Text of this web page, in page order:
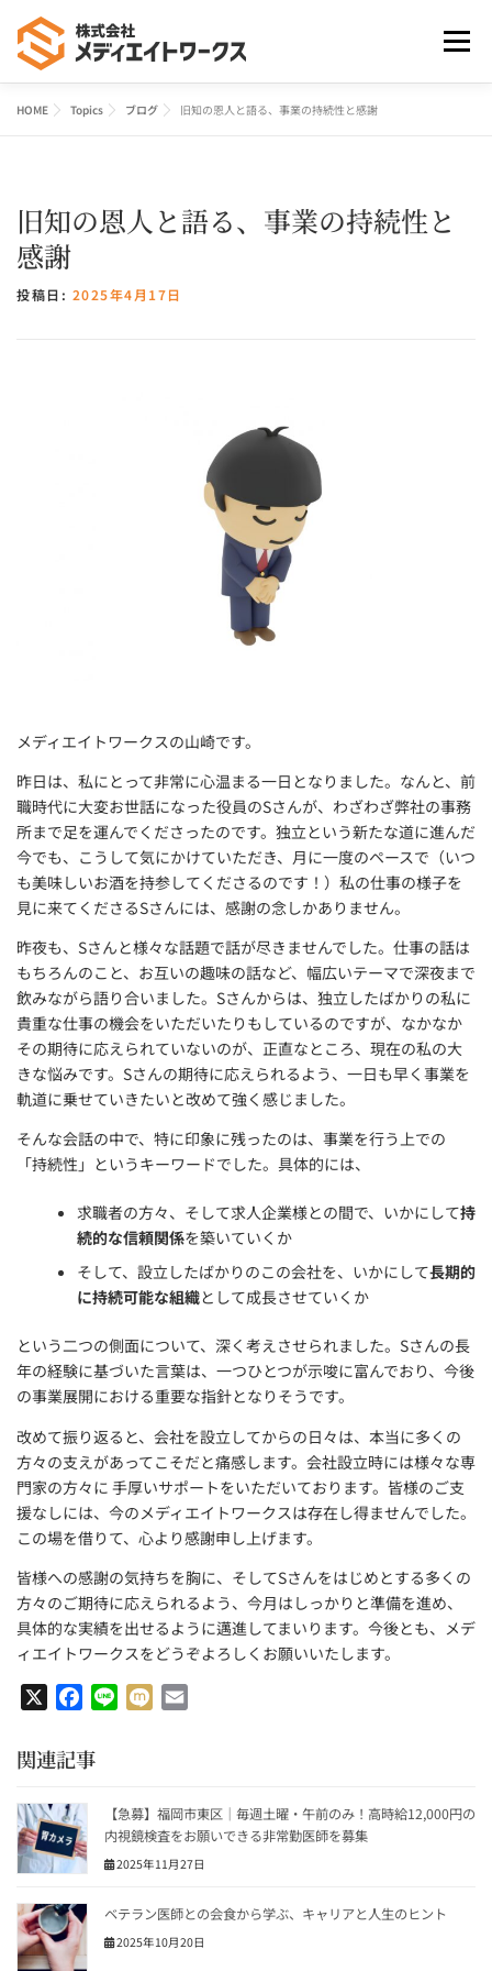
ン
メニュ
HOME 事業案内
お問合せ
HOME Topics ブログ 旧知の恩人と語る、事業の持続性と感謝
旧知の恩人と語る、事業の持続性と
感謝
投稿日: 2025年4月17日
メディエイトワークスの山崎です。
昨日は、私にとって非常に心温まる一日となりました。なんと、前
職時代に大変お世話になった役員のSさんが、わざわざ弊社の事務
所まで足を運んでくださったのです。独立という新たな道に進んだ
今でも、こうして気にかけていただき、月に一度のペースで（いつ
も美味しいお酒を持参してくださるのです！）私の仕事の様子を
見に来てくださるSさんには、感謝の念しかありません。
昨夜も、Sさんと様々な話題で話が尽きませんでした。仕事の話は
もちろんのこと、お互いの趣味の話など、幅広いテーマで深夜まで
飲みながら語り合いました。Sさんからは、独立したばかりの私に
貴重な仕事の機会をいただいたりもしているのですが、なかなか
その期待に応えられていないのが、正直なところ、現在の私の大
きな悩みです。Sさんの期待に応えられるよう、一日も早く事業を
軌道に乗せていきたいと改めて強く感じました。
そんな会話の中で、特に印象に残ったのは、事業を行う上での
「持続性」というキーワードでした。具体的には、
求職者の方々、そして求人企業様との間で、いかにして持
続的な信頼関係を築いていくか
そして、設立したばかりのこの会社を、いかにして長期的
に持続可能な組織として成長させていくか
という二つの側面について、深く考えさせられました。Sさんの長
年の経験に基づいた言葉は、一つひとつが示唆に富んでおり、今後
の事業展開における重要な指針となりそうです。
改めて振り返ると、会社を設立してからの日々は、本当に多くの
方々の支えがあってこそだと痛感します。会社設立時には様々な専
門家の方々に 手厚いサポートをいただいております。皆様のご支
援なしには、今のメディエイトワークスは存在し得ませんでした。
この場を借りて、心より感謝申し上げます。
皆様への感謝の気持ちを胸に、そしてSさんをはじめとする多くの
方々のご期待に応えられるよう、今月はしっかりと準備を進め、
具体的な実績を出せるように邁進してまいります。今後とも、メデ
ィエイトワークスをどうぞよろしくお願いいたします。
Facebook
Line Mixi
関連記事
【急募】福岡市東区｜毎週土曜・午前のみ！高時給12,000円の
内視鏡検査をお願いできる非常勤医師を募集
2025年11月27日
ベテラン医師との会食から学ぶ、キャリアと人生のヒント
2025年10月20日